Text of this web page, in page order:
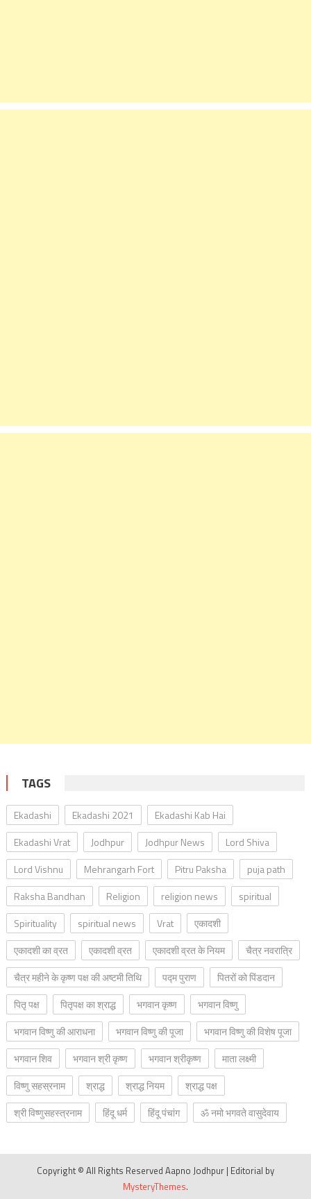
TAGS
Ekadashi Ekadashi 2021
Ekadashi Kab Hai
Ekadashi Vrat
Jodhpur Jodhpur News
Lord Shiva
Lord Vishnu
Mehrangarh Fort Pitru Paksha
puja path
Raksha Bandhan
Religion religion news
spiritual
Spirituality
spiritual news Vrat
एकादशी
एकादशी का व्रत
एकादशी व्रत एकादशी व्रत के नियम
चैत्र नवरात्रि
चैत्र महीने के कृष्ण पक्ष की अष्टमी तिथि
पद्म पुराण
पितरों को पिंडदान
पितृ पक्ष
पितृपक्ष का श्राद्ध भगवान कृष्ण
भगवान विष्णु
भगवान विष्णु की आराधना
भगवान विष्णु की पूजा
भगवान विष्णु की विशेष पूजा
भगवान शिव
भगवान श्री कृष्ण भगवान श्रीकृष्ण
माता लक्ष्मी
विष्णु सहस्रनाम
श्राद्ध श्राद्ध नियम
श्राद्ध पक्ष
श्री विष्णुसहस्त्रनाम
हिंदू धर्म हिंदू पंचांग ॐ नमो भगवते वासुदेवाय
Copyright © All Rights Reserved Aapno Jodhpur | Editorial by
MysteryThemes.